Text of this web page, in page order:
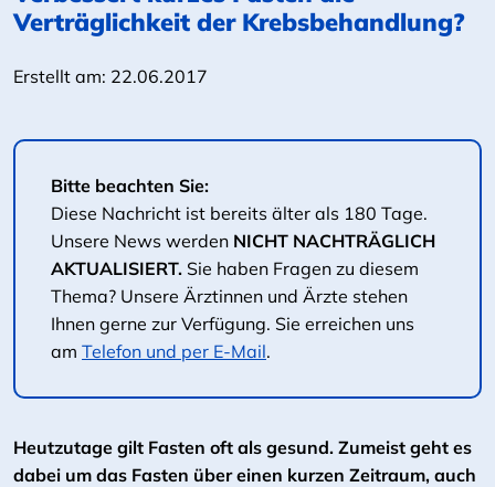
Verträglichkeit der Krebsbehandlung?
Erstellt am: 22.06.2017
Bitte beachten Sie:
Diese Nachricht ist bereits älter als 180 Tage.
Unsere News werden NICHT NACHTRÄGLICH
AKTUALISIERT. Sie haben Fragen zu diesem
Thema? Unsere Ärztinnen und Ärzte stehen
Ihnen gerne zur Verfügung. Sie erreichen uns
am Telefon und per E-Mail.
Heutzutage gilt Fasten oft als gesund. Zumeist geht es
dabei um das Fasten über einen kurzen Zeitraum, auch